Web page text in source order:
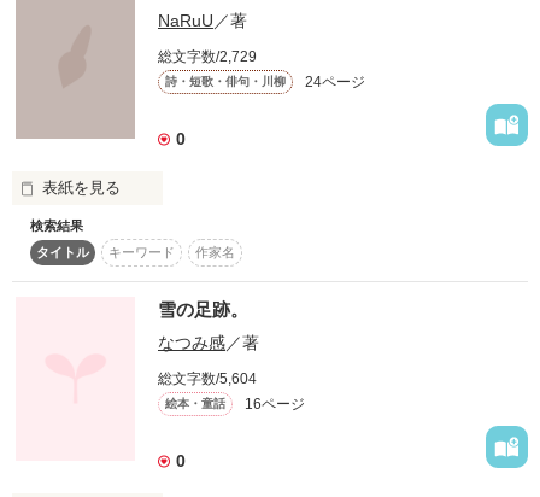
作品を読む
NaRuU／著
総文字数/2,729
詩・短歌・俳句・川柳 24ページ
0
表紙を見る
ｷﾐは深い暗い森に
光り輝く涙の道しるべを
おいて、旅立った。
検索結果
タイトル
キーワード 作家名
雪の足跡。
なつみ感／著
総文字数/5,604
絵本・童話 16ページ
0